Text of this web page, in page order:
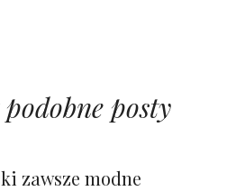
posty
paski
zawsze modne